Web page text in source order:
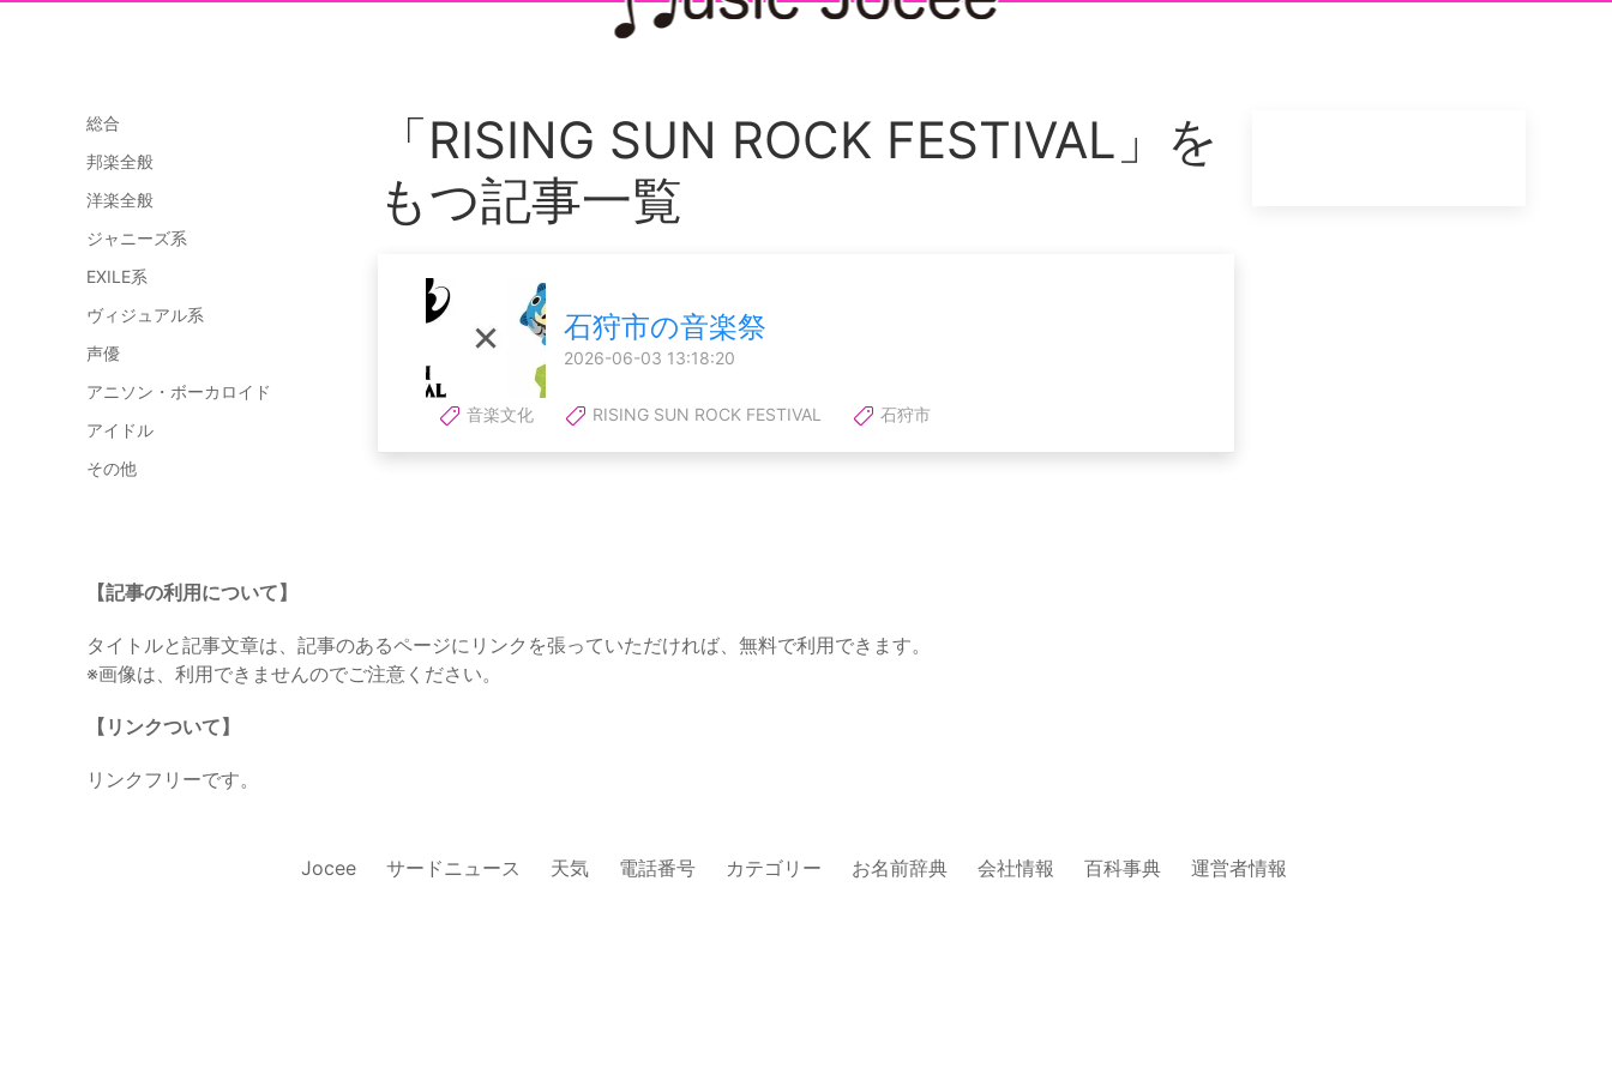
総合
邦楽全般
洋楽全般
ジャニーズ系
EXILE系
ヴィジュアル系
声優
アニソン・ボーカロイド
アイドル
その他
「RISING SUN ROCK FESTIVAL」を
もつ記事一覧
石狩市の音楽祭
2026-06-03 13:18:20
音楽文化 RISING SUN ROCK FESTIVAL 石狩市
【記事の利用について】
タイトルと記事文章は、記事のあるページにリンクを張っていただければ、無料で利用できます。
※画像は、利用できませんのでご注意ください。
【リンクついて】
リンクフリーです。
Jocee サードニュース 天気 電話番号 カテゴリー お名前辞典 会社情報 百科事典 運営者情報